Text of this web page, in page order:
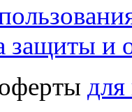
защиты и